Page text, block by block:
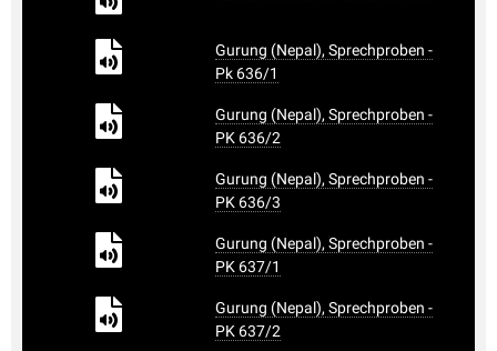
Gurung (Nepal), Sprechproben -
Pk 636/1
Gurung (Nepal), Sprechproben -
PK 636/2
Gurung (Nepal), Sprechproben -
PK 636/3
Gurung (Nepal), Sprechproben -
PK 637/1
Gurung (Nepal), Sprechproben -
PK 637/2